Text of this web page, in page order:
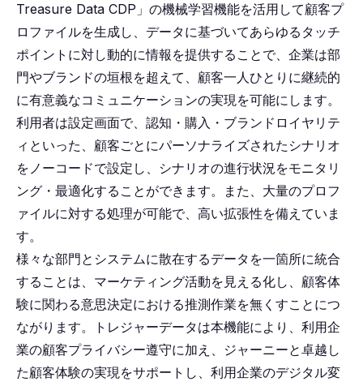
Treasure Data CDP」の機械学習機能を活用して顧客プ
ロファイルを生成し、データに基づいてあらゆるタッチ
ポイントに対し動的に情報を提供することで、企業は部
門やブランドの垣根を超えて、顧客一人ひとりに継続的
に有意義なコミュニケーションの実現を可能にします。
利用者は設定画面で、認知・購入・ブランドロイヤリテ
ィといった、顧客ごとにパーソナライズされたシナリオ
をノーコードで設定し、シナリオの進行状況をモニタリ
ング・最適化することができます。また、大量のプロフ
ァイルに対する処理が可能で、高い拡張性を備えていま
す。
様々な部門とシステムに散在するデータを一箇所に統合
することは、マーケティング活動を見える化し、顧客体
験に関わる意思決定における推測作業を無くすことにつ
ながります。トレジャーデータは本機能により、利用企
業の顧客プライバシー遵守に加え、ジャーニーと卓越し
た顧客体験の実現をサポートし、利用企業のデジタル変